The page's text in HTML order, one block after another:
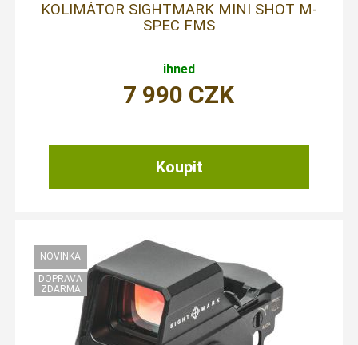
KOLIMÁTOR SIGHTMARK MINI SHOT M-
SPEC FMS
ihned
7 990 CZK